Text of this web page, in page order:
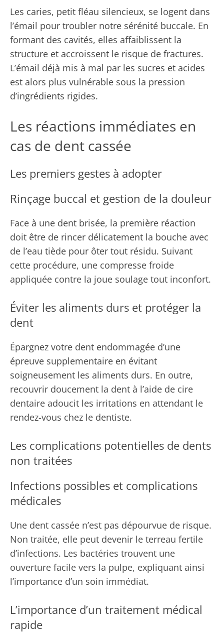
Les caries, petit fléau silencieux, se logent dans
l’émail pour troubler notre sérénité buccale. En
formant des cavités, elles affaiblissent la
structure et accroissent le risque de fractures.
L’émail déjà mis à mal par les sucres et acides
est alors plus vulnérable sous la pression
d’ingrédients rigides.
Les réactions immédiates en
cas de dent cassée
Les premiers gestes à adopter
Rinçage buccal et gestion de la douleur
Face à une dent brisée, la première réaction
doit être de rincer délicatement la bouche avec
de l’eau tiède pour ôter tout résidu. Suivant
cette procédure, une compresse froide
appliquée contre la joue soulage tout inconfort.
Éviter les aliments durs et protéger la
dent
Épargnez votre dent endommagée d’une
épreuve supplementaire en évitant
soigneusement les aliments durs. En outre,
recouvrir doucement la dent à l’aide de cire
dentaire adoucit les irritations en attendant le
rendez-vous chez le dentiste.
Les complications potentielles de dents
non traitées
Infections possibles et complications
médicales
Une dent cassée n’est pas dépourvue de risque.
Non traitée, elle peut devenir le terreau fertile
d’infections. Les bactéries trouvent une
ouverture facile vers la pulpe, expliquant ainsi
l’importance d’un soin immédiat.
L’importance d’un traitement médical
rapide